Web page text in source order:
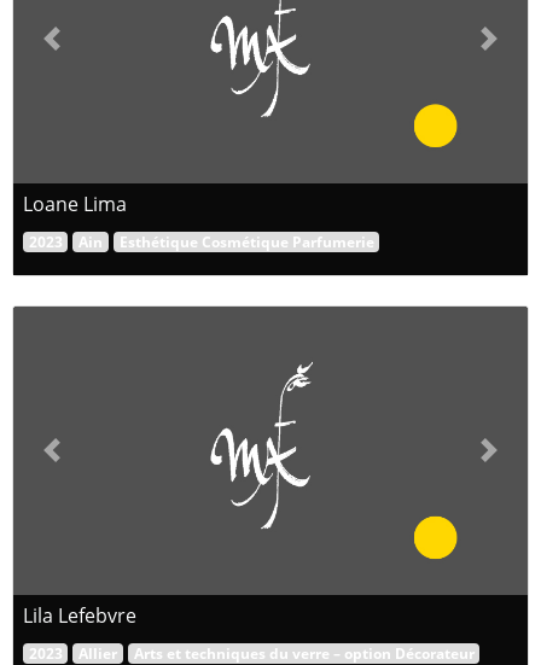
Previous Next
Loane Lima
2023 Ain Esthétique Cosmétique Parfumerie
Previous Next
Lila Lefebvre
2023 Allier Arts et techniques du verre – option Décorateur